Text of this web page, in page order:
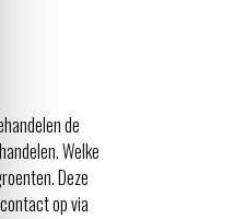
de
Welke
Deze
op via